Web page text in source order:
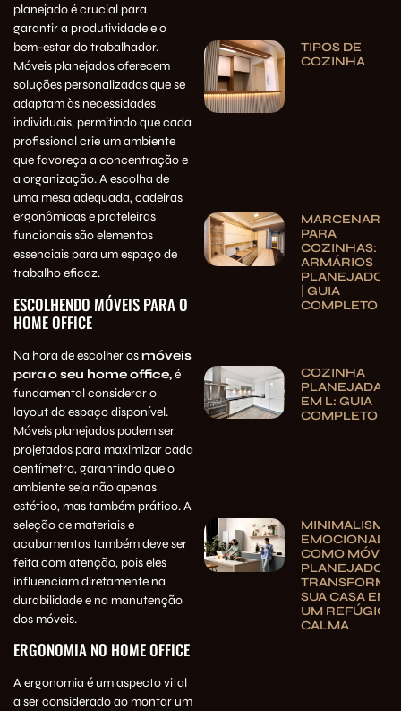
planejado é crucial para
garantir a produtividade e o
bem-estar do trabalhador.
Móveis planejados oferecem
soluções personalizadas que se
adaptam às necessidades
individuais, permitindo que cada
profissional crie um ambiente
que favoreça a concentração e
a organização. A escolha de
uma mesa adequada, cadeiras
ergonômicas e prateleiras
funcionais são elementos
essenciais para um espaço de
trabalho eficaz.
ESCOLHENDO MÓVEIS PARA O
HOME OFFICE
Na hora de escolher osmóveis
para o seu home office,é
fundamental considerar o
layout do espaço disponível.
Móveis planejados podem ser
projetados para maximizar cada
centímetro, garantindo que o
ambiente seja não apenas
estético, mas também prático. A
seleção de materiais e
acabamentos também deve ser
feita com atenção, pois eles
influenciam diretamente na
durabilidade e na manutenção
dos móveis.
ERGONOMIA NO HOME OFFICE
A ergonomia é um aspecto vital
a ser considerado ao montar um
TIPOS DE
COZINHA
MARCENARIA
PARA
COZINHAS:
ARMÁRIOS
PLANEJADOS
| GUIA
COMPLETO
COZINHA
PLANEJADA
EM L: GUIA
COMPLETO
MINIMALISMO
EMOCIONAL:
COMO MÓVEIS
PLANEJADOS
SUA CASA EM
UM REFÚGIO
CALMA